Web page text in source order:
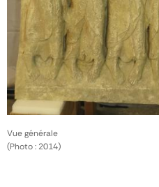
Vue générale
(Photo : 2014)